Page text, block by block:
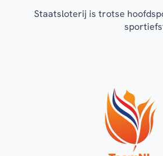
Staatsloterij is trotse